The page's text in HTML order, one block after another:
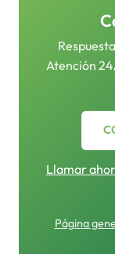
Atención
Llamar
Página